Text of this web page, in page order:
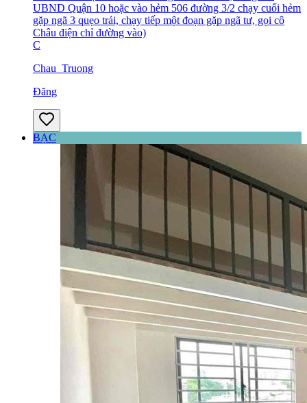
UBND Quận 10 hoặc vào hẻm 506 đường 3/2 chạy cuối hẻm
gặp ngã 3 quẹo trái, chạy tiếp một đoạn gặp ngã tư, gọi cô
Châu điện chỉ đường vào)
C
Chau_Truong
Đăng
BẠC